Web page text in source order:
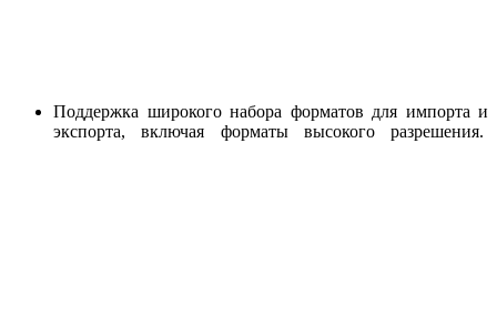
Поддержка широкого набора форматов для импорта и
экспорта, включая форматы высокого разрешения.